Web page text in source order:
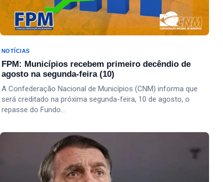
NOTÍCIAS
FPM: Municípios recebem primeiro decêndio de
agosto na segunda-feira (10)
A Confederação Nacional de Municípios (CNM) informa que
será creditado na próxima segunda-feira, 10 de agosto, o
repasse do Fundo…